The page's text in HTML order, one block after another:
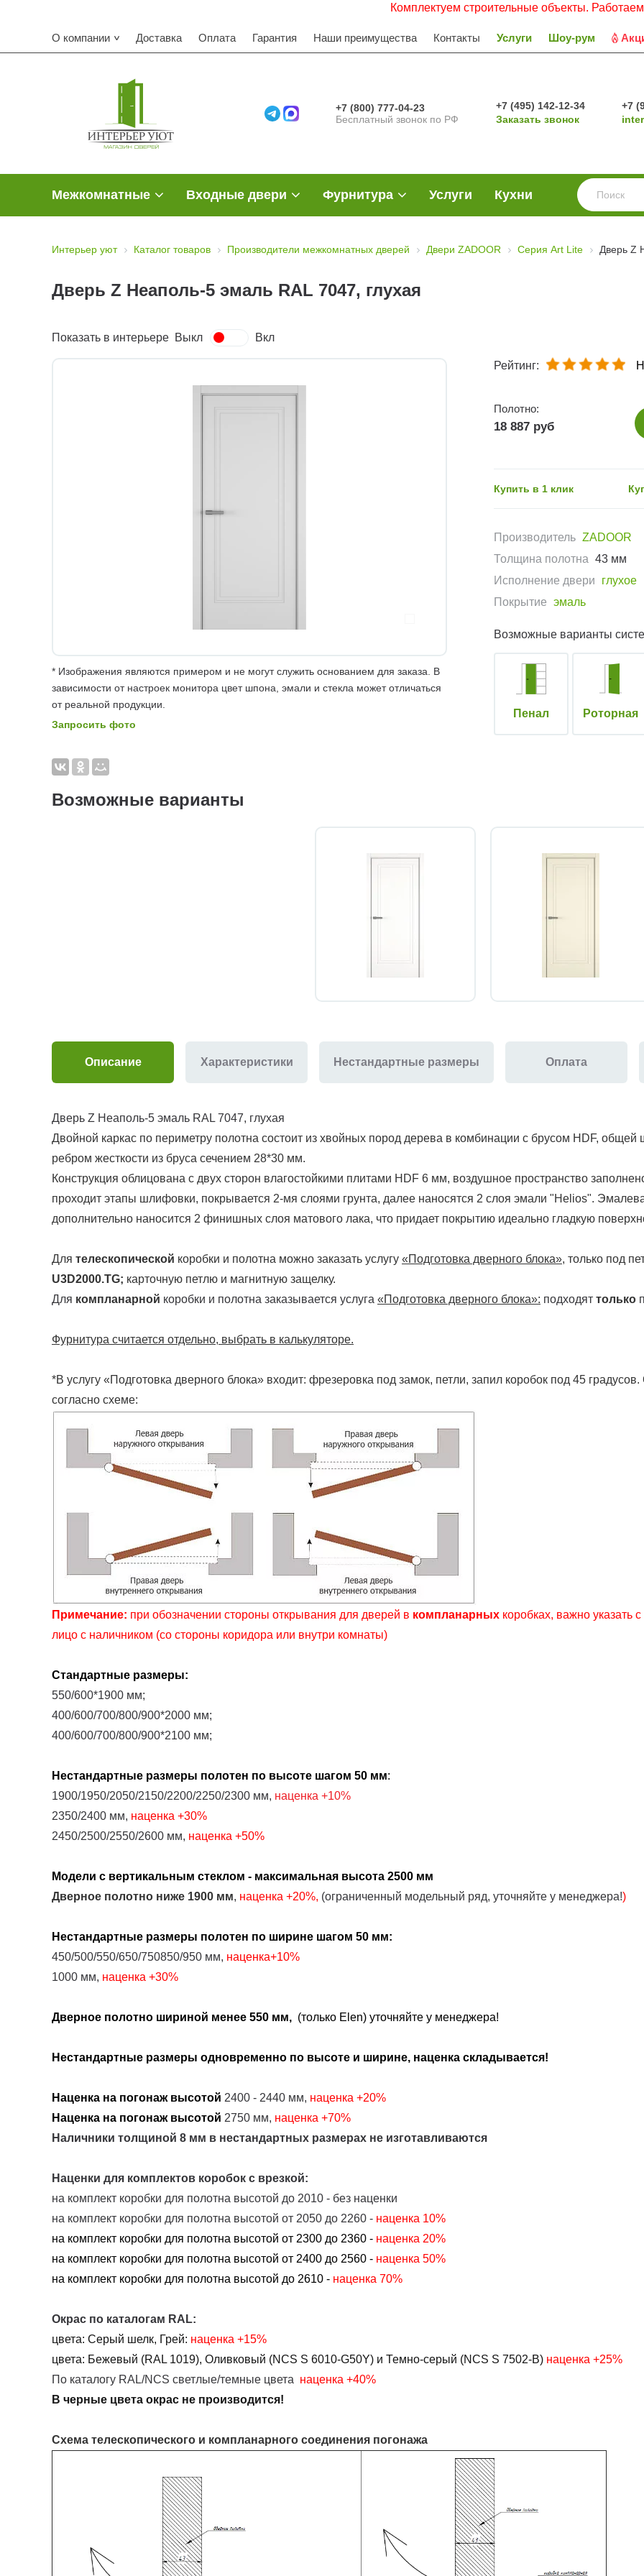
Комплектуем строительные объекты. Работаем с
О компании Доставка Оплата Гарантия Наши преимущества Контакты Услуги Шоу-рум
+7 (800) 777-04-23
Бесплатный звонок по РФ
+7 (495) 142-12-34
Заказать звонок
+7
Межкомнатные Входные двери Фурнитура Услуги Кухни
Интерьер уют Каталог товаров Производители межкомнатных дверей Двери ZADOOR Серия Art Lite Дверь Z
Дверь Z Неаполь-5 эмаль RAL 7047, глухая
Показать в интерьере Выкл Вкл
* Изображения являются примером и не могут служить основанием для заказа. В
зависимости от настроек монитора цвет шпона, эмали и стекла может отличаться
от реальной продукции.
Запросить фото
Рейтинг:
Полотно:
18 887 руб
Купить в 1 клик
Производитель ZADOOR
Толщина полотна 43 мм
Исполнение двери
глухое
Покрытие эмаль
Возможные варианты
Пенал Роторная
Возможные варианты
Описание Характеристики Нестандартные размеры Оплата
Дверь Z Неаполь-5 эмаль RAL 7047, глухая
Двойной каркас по периметру полотна состоит из хвойных пород дерева в комбинации с брусом HDF,
ребром жесткости из бруса сечением 28*30 мм.
Конструкция облицована с двух сторон влагостойкими плитами HDF 6 мм, воздушное пространство
проходит этапы шлифовки, покрывается 2-мя слоями грунта, далее наносятся 2 слоя эмали "Helios".
дополнительно наносится 2 финишных слоя матового лака, что придает покрытию идеально гладкую
Для телескопической коробки и полотна можно заказать услугу «Подготовка дверного блока», только под
U3D2000.TG; карточную петлю и магнитную защелку.
Для компланарной коробки и полотна заказывается услуга «Подготовка дверного блока»: подходят только
Фурнитура считается отдельно, выбрать в калькуляторе.
*В услугу «Подготовка дверного блока» входит: фрезеровка под замок, петли, запил коробок под 45
согласно схеме:
Примечание: при обозначении стороны открывания для дверей в компланарных коробках, важно указать
лицо с наличником (со стороны коридора или внутри комнаты)
Стандартные размеры:
550/600*1900 мм;
400/600/700/800/900*2000 мм;
400/600/700/800/900*2100 мм;
Нестандартные размеры полотен по высоте шагом 50 мм:
1900/1950/2050/2150/2200/2250/2300 мм, наценка +10%
2350/2400 мм, наценка +30%
2450/2500/2550/2600 мм, наценка +50%
Модели с вертикальным стеклом - максимальная высота 2500 мм
Дверное полотно ниже 1900 мм, наценка +20%, (ограниченный модельный ряд, уточняйте у менеджера!)
Нестандартные размеры полотен по ширине шагом 50 мм:
450/500/550/650/750850/950 мм, наценка+10%
1000 мм, наценка +30%
Дверное полотно шириной менее 550 мм, (только Elen) уточняйте у менеджера!
Нестандартные размеры одновременно по высоте и ширине, наценка складывается!
Наценка на погонаж высотой 2400 - 2440 мм, наценка +20%
Наценка на погонаж высотой 2750 мм, наценка +70%
Наличники толщиной 8 мм в нестандартных размерах не изготавливаются
Наценки для комплектов коробок с врезкой:
на комплект коробки для полотна высотой до 2010 - без наценки
на комплект коробки для полотна высотой от 2050 до 2260 - наценка 10%
на комплект коробки для полотна высотой от 2300 до 2360 - наценка 20%
на комплект коробки для полотна высотой от 2400 до 2560 - наценка 50%
на комплект коробки для полотна высотой до 2610 - наценка 70%
Окрас по каталогам RAL:
цвета: Серый шелк, Грей: наценка +15%
цвета: Бежевый (RAL 1019), Оливковый (NCS S 6010-G50Y) и Темно-серый (NCS S 7502-B) наценка +25%
По каталогу RAL/NCS светлые/темные цвета наценка +40%
В черные цвета окрас не производится!
Схема телескопического и компланарного соединения погонажа